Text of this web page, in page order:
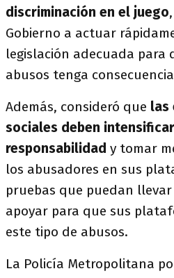
discriminación en el juego
Gobierno a actuar
legislación adecuada para
abusos tenga
Además, consideró que las
sociales deben
responsabilidad y tomar
los abusadores en sus
pruebas que puedan
apoyar para que sus
este tipo de abusos.
La Policía Metropolitana